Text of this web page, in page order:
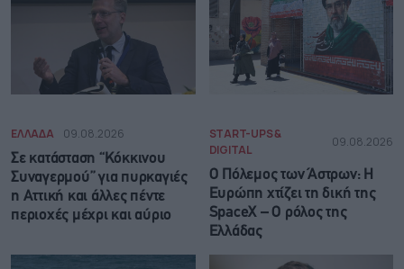
ΕΛΛΑΔΑ 09.08.2026
Σε κατάσταση “Κόκκινου
Συναγερμού” για πυρκαγιές
η Αττική και άλλες πέντε
περιοχές μέχρι και αύριο
START-UPS &
DIGITAL
09.08.2026
Ο Πόλεμος των Άστρων: Η
Ευρώπη χτίζει τη δική της
SpaceX – Ο ρόλος της
Ελλάδας